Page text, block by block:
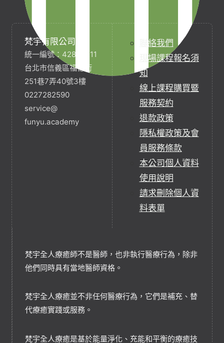
梵宇有限公司
統一編號：42854211
台北市信義區福德街
251巷7弄40號3樓
0227282590
service@
funyu.academy
聯絡我們
現場課程報名須
知
線上課程購買暨
服務契約
退款政策
隱私權政策及會
員服務條款
本公司個人資料
使用說明
請求刪除個人資
料表單
梵宇全人療癒師不是醫師，也非執行醫療行為，除非
他們同時具有當地醫師資格。
梵宇全人療癒並不非任何醫療行為，它們是補充、替
代療癒實踐或服務。
梵宇全人療癒是基於能量淨化、充能和平衡的療癒技